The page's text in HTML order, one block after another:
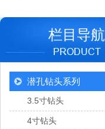
栏目导航
潜孔钻头系列
3.5寸钻头
4寸钻头